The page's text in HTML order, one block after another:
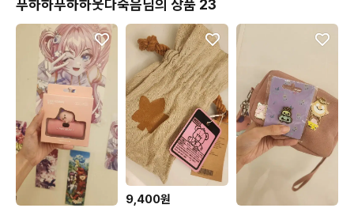
푸하하푸하하웃다죽음님의 상품 23
9,400원